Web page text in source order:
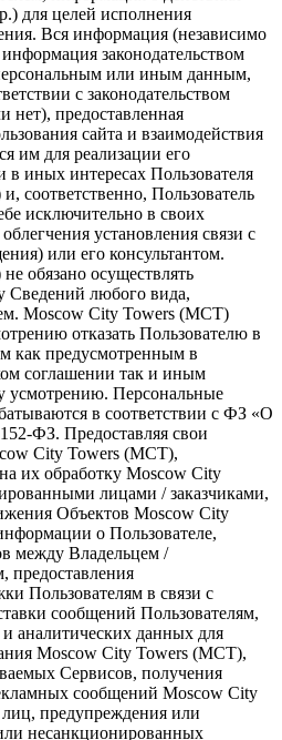
для целей исполнения
Вся информация (независимо
законодательством
или иным данным,
с законодательством
нет), предоставленная
сайта и взаимодействия
им для реализации его
иных интересах Пользователя
соответственно, Пользователь
исключительно в своих
установления связи с
или его консультантом.
обязано осуществлять
Сведений любого вида,
Moscow City Towers (МСТ)
отказать Пользователю в
как предусмотренным в
соглашении так и иным
усмотрению. Персональные
в соответствии с ФЗ «О
ФЗ. Предоставляя свои
City Towers (МСТ),
их обработку Moscow City
лицами / заказчиками,
Объектов Moscow City
о Пользователе,
между Владельцем /
предоставления
Пользователям в связи с
сообщений Пользователям,
аналитических данных для
Moscow City Towers (МСТ),
Сервисов, получения
сообщений Moscow City
предупреждения или
несанкционированных